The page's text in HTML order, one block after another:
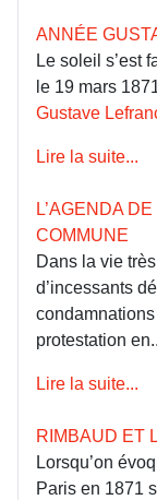
ANNÉE
Le soleil s’est
le 19 mars
Gustave
Lire la suite...
L’AGENDA
COMMUNE
Dans la vie
d’incessants
protestation
Lire la suite...
RIMBAUD ET
Lorsqu’on
Paris en 1871